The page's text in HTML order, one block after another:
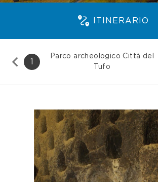
ITINERARIO
1
Parco archeologico Città del
Tufo